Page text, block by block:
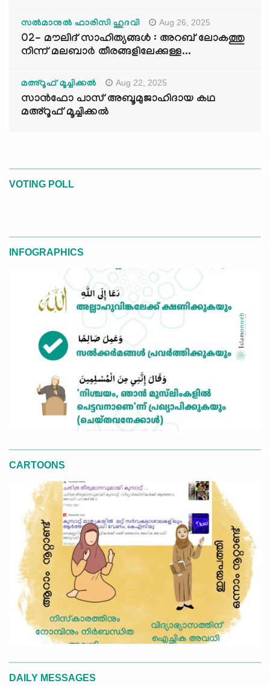
സൽമാനുൽ ഫാരിസി ഹുദവി Aug 26, 2025
02- മൗലിദ് സാഹിത്യങ്ങൾ : അറബ് ലോകത്തു
നിന്ന് മലബാർ തീരങ്ങളിലേക്കുള്ള...
മഅ്റൂഫ് മൂച്ചിക്കല്‍ Aug 22, 2025
സാൻഫോ പാസ് അബൂമുജാഹിദായ കഥ
മഅ്റൂഫ് മൂച്ചിക്കല്‍
VOTING POLL
INFOGRAPHICS
CARTOONS
DAILY MESSAGES